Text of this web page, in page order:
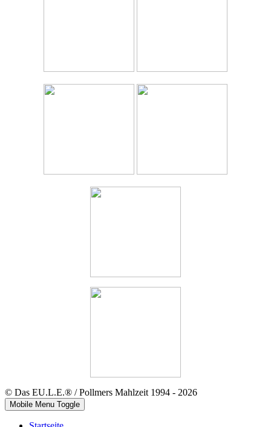
© Das EU.L.E.® / Pollmers Mahlzeit 1994 - 2026
Mobile Menu Toggle